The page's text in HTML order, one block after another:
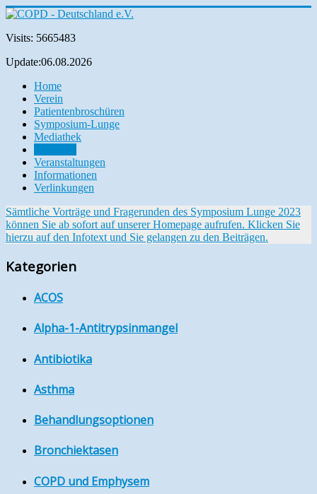
Visits: 5665483
Update:06.08.2026
Home
Verein
Patientenbroschüren
Symposium-Lunge
Mediathek
Veranstaltungen
Informationen
Verlinkungen
Sämtliche Vorträge und Fragerunden des Symposium Lunge 2023
können Sie ab sofort auf unserer Homepage aufrufen. Klicken Sie
hierzu auf den Infotext und Sie gelangen zu den Beiträgen.
Kategorien
ACOS
Alpha-1-Antitrypsinmangel
Antibiotika
Asthma
Behandlungsoptionen
Bronchiektasen
COPD und Emphysem